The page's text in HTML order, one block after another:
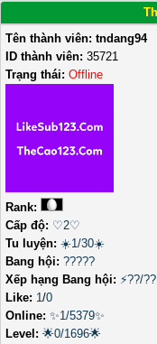
Tên thành viên: tndang94
ID thành viên: 35721
Trạng thái: Offline
Rank:
Cấp độ: ♡2♡
Tu luyện: ☀️1/30☀️
Bang hội: ?????
Xếp hạng Bang hội: ⚡??/
Like: 1/0
Online: ✨1/5379✨
Level: 🌟0/1696🌟